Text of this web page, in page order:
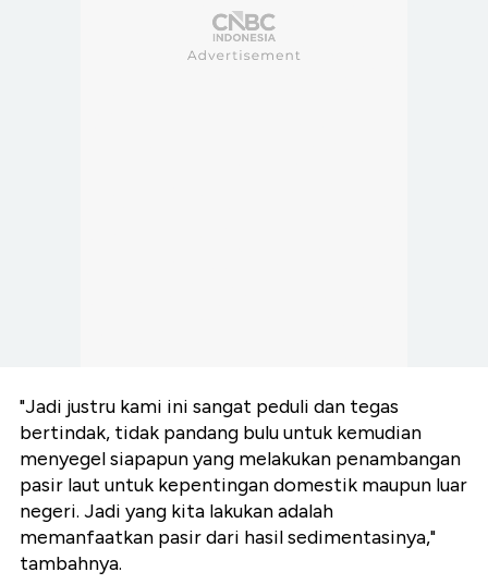
"Jadi justru kami ini sangat peduli dan tegas
bertindak, tidak pandang bulu untuk kemudian
menyegel siapapun yang melakukan penambangan
pasir laut untuk kepentingan domestik maupun luar
negeri. Jadi yang kita lakukan adalah
memanfaatkan pasir dari hasil sedimentasinya,"
tambahnya.